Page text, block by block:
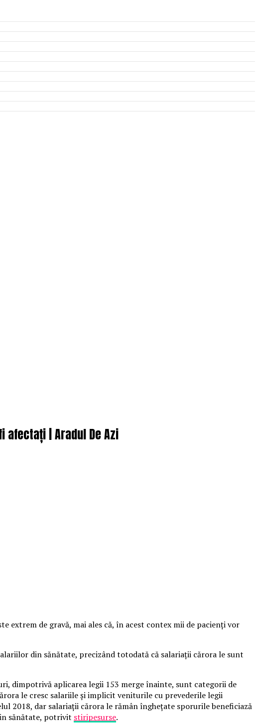
afectați | Aradul De Azi
extrem de gravă, mai ales că, în acest contex mii de pacienţi vor
din sănătate, precizând totodată că salariaţii cărora le sunt
dimpotrivă aplicarea legii 153 merge înainte, sunt categorii de
le cresc salariile şi implicit veniturile cu prevederile legii
2018, dar salariaţii cărora le rămân îngheţate sporurile beneficiază
sănătate, potrivit stiripesurse.